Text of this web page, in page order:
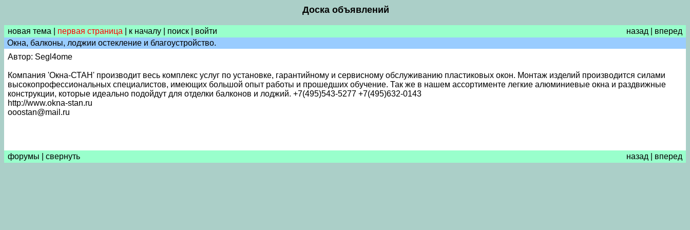
Доска объявлений
новая тема первая страница к началу поиск войти назад
вперед
Окна, балконы, лоджии остекление и благоустройство.
Автор: Segl4ome
Компания 'Окна-СТАН' производит весь комплекс услуг по установке, гарантийному и сервисному обслуживанию пластиковых окон. Монтаж изделий производится силами
высокопрофессиональных специалистов, имеющих большой опыт работы и прошедших обучение. Так же в нашем ассортименте легкие алюминиевые окна и раздвижные
конструкции, которые идеально подойдут для отделки балконов и лоджий. +7(495)543-5277 +7(495)632-0143
http://www.okna-stan.ru
ooostan@mail.ru
форумы свернуть назад вперед